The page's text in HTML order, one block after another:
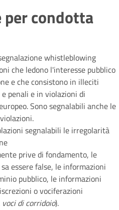
per condotta
whistleblowing
che ledono l'interesse pubblico
e che consistono in illeciti
penali e in violazioni di
Sono segnalabili anche le
segnalabili le irregolarità
prive di fondamento, le
essere false, le informazioni
pubblico, le informazioni
o vociferazioni
voci di corridoio).